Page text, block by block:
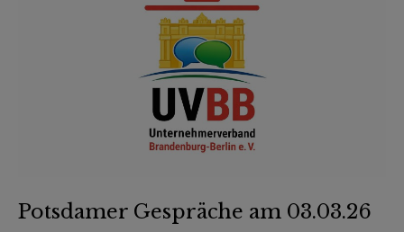
Potsdamer Gespräche am 03.03.26